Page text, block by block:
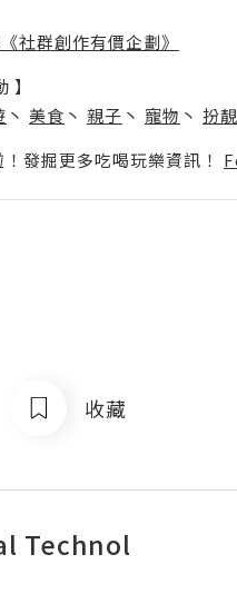
社群創作有價企劃》
】
丶 美食 丶 親子 丶 寵物 丶 扮
發掘更多吃喝玩樂資訊！
收藏
Technol